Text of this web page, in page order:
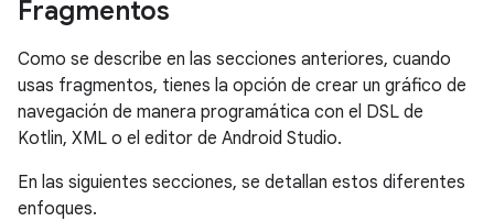
Fragmentos
Como se describe en las secciones anteriores, cuando
usas fragmentos, tienes la opción de crear un gráfico de
navegación de manera programática con el DSL de
Kotlin, XML o el editor de Android Studio.
En las siguientes secciones, se detallan estos diferentes
enfoques.